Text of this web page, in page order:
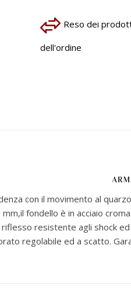
Reso dei
dell'ordine
con il movimento al
fondello è in acciaio
resistente agli shock
regolabile ed a scatto.